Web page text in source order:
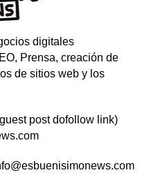
digitales
Prensa, creación de
de sitios web y los
post dofollow link)